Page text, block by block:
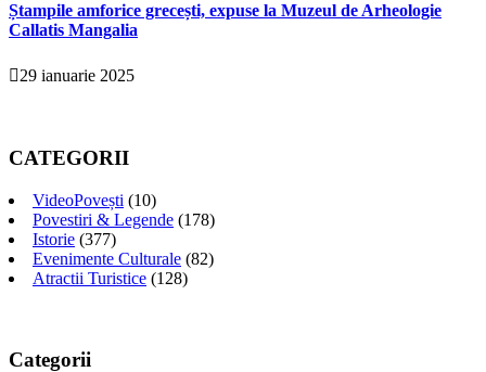
Ștampile amforice grecești, expuse la Muzeul de Arheologie
Callatis Mangalia
29 ianuarie 2025
CATEGORII
VideoPovești (10)
Povestiri & Legende (178)
Istorie (377)
Evenimente Culturale (82)
Atractii Turistice (128)
Categorii